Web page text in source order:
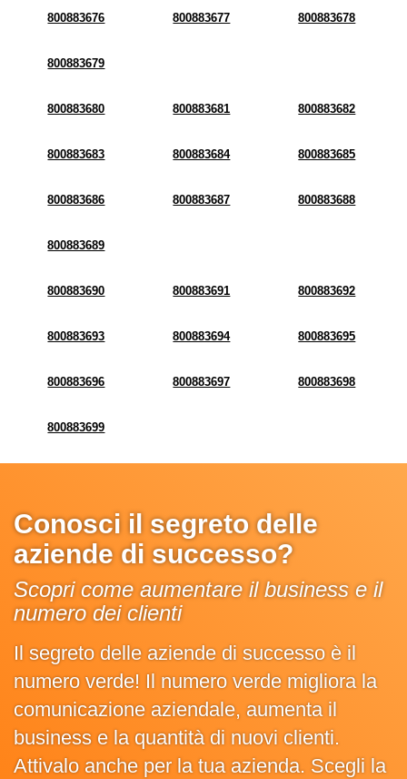
800883676 800883677 800883678
800883679
800883680 800883681 800883682
800883683 800883684 800883685
800883686 800883687 800883688
800883689
800883690 800883691 800883692
800883693 800883694 800883695
800883696 800883697 800883698
800883699
Conosci il segreto delle
aziende di successo?
Scopri come aumentare il business e il
numero dei clienti
Il segreto delle aziende di successo è il
numero verde! Il numero verde migliora la
comunicazione aziendale, aumenta il
business e la quantità di nuovi clienti.
Attivalo anche per la tua azienda. Scegli la